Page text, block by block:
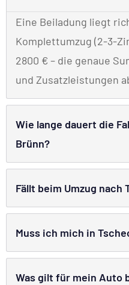
Eine Beiladung liegt
Komplettumzug (2-3-
2800 € – die genaue
und Zusatzleistungen
Wie lange dauert die
Brünn?
Fällt beim Umzug nach
Muss ich mich in
Was gilt für mein Auto